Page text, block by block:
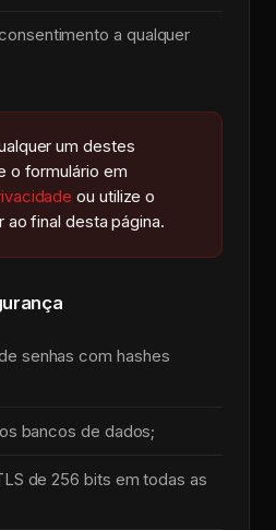
a qualquer
um destes
o formulário em
ou utilize o
ao final desta página.
senhas com hashes
bancos de dados;
de 256 bits em todas as